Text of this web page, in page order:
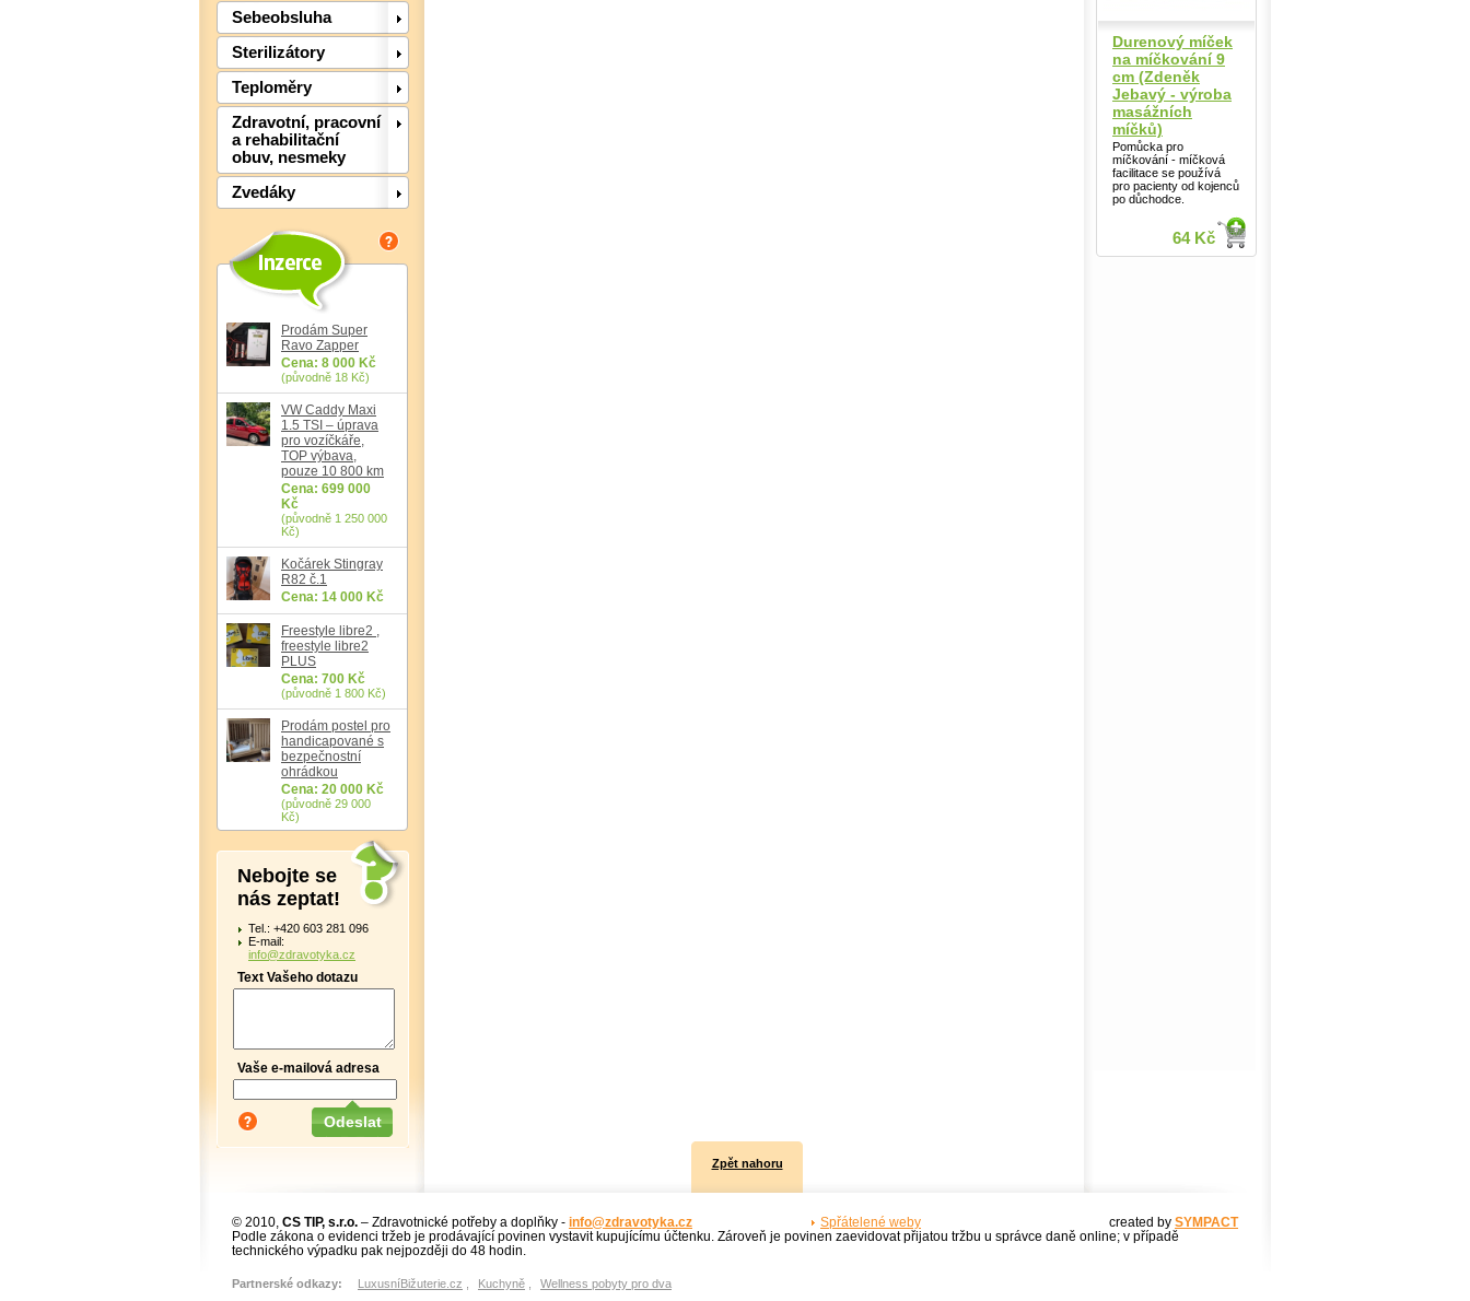
Sebeobsluha
Sterilizátory
Teploměry
Zdravotní, pracovní
a rehabilitační
obuv, nesmeky
Zvedáky
Prodám Super
Ravo Zapper
Cena: 8 000 Kč
(původně 18 Kč)
VW Caddy Maxi
1.5 TSI – úprava
pro vozíčkáře,
TOP výbava,
pouze 10 800 km
Cena: 699 000
Kč
(původně 1 250 000
Kč)
Kočárek Stingray
R82 č.1
Cena: 14 000 Kč
Freestyle libre2 ,
freestyle libre2
PLUS
Cena: 700 Kč
(původně 1 800 Kč)
Prodám postel pro
handicapované s
bezpečnostní
ohrádkou
Cena: 20 000 Kč
(původně 29 000
Kč)
Nebojte se
nás zeptat!
Tel.: +420 603 281 096
E-mail:
info@zdravotyka.cz
Text Vašeho dotazu
Vaše e-mailová adresa
Durenový míček
na míčkování 9
cm (Zdeněk
Jebavý - výroba
masážních
míčků)
Pomůcka pro
míčkování - míčková
facilitace se používá
pro pacienty od kojenců
po důchodce.
64 Kč
Zpět nahoru
© 2010, CS TIP, s.r.o. – Zdravotnické potřeby a doplňky - info@zdravotyka.cz created by SYMPACT
Podle zákona o evidenci tržeb je prodávající povinen vystavit kupujícímu účtenku. Zároveň je povinen zaevidovat přijatou tržbu u správce daně online; v případě
technického výpadku pak nejpozději do 48 hodin.
Spřátelené weby
Partnerské odkazy: LuxusníBižuterie.cz Kuchyně Wellness pobyty pro dva